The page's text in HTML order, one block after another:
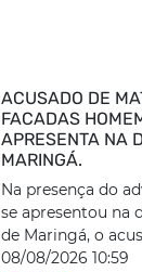
ACUSADO DE
FACADAS
APRESENTA NA
MARINGÁ.
Na presença do
se apresentou na
de Maringá, o
08/08/2026 10:59